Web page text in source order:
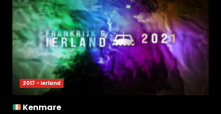
2017 - Ierland
Kenmare